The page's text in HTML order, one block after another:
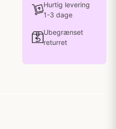
Hurtig levering
1-3 dage
Ubegrænset
returret